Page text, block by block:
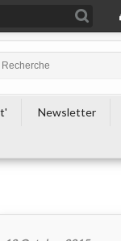
Newsletter